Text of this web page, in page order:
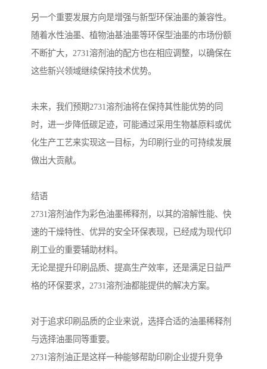
另一个重要发展方向是增强与新型环保油墨的兼容性。
随着水性油墨、植物油基油墨等环保型油墨的市场份额
不断扩大，2731溶剂油的配方也在相应调整，以确保在
这些新兴领域继续保持技术优势。
未来，我们预期2731溶剂油将在保持其性能优势的同
时，进一步降低碳足迹，可能通过采用生物基原料或优
化生产工艺来实现这一目标，为印刷行业的可持续发展
做出大贡献。
结语
2731溶剂油作为彩色油墨稀释剂，以其的溶解性能、快
速的干燥特性、优异的安全环保表现，已经成为现代印
刷工业的重要辅助材料。
无论是提升印刷品质、提高生产效率，还是满足日益严
格的环保要求，2731溶剂油都能提供的解决方案。
对于追求印刷品质的企业来说，选择合适的油墨稀释剂
与选择油墨同等重要。
2731溶剂油正是这样一种能够帮助印刷企业提升竞争